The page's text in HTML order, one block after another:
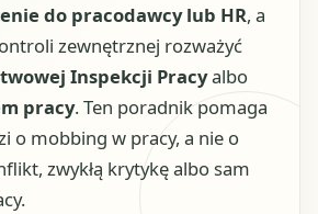
do pracodawcy lub HR, a
zewnętrznej rozważyć
Inspekcji Pracyalbo
pracy. Ten poradnik pomaga
o mobbing w pracy, a nie o
zwykłą krytykę albo sam